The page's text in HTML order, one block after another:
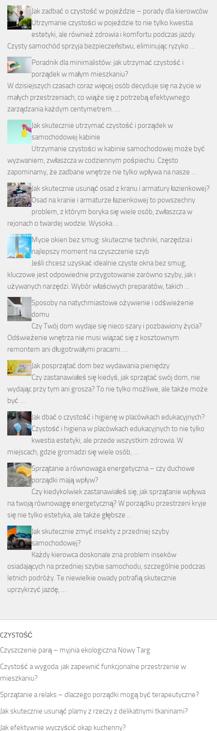
Jak zadbać o czystość w pojeździe – porady dla kierowców
Utrzymanie czystości w pojeździe to nie tylko kwestia
estetyki, ale również zdrowia i komfortu podczas jazdy.
Czysty samochód sprzyja bezpieczeństwu, eliminując ryzyko …
Poradnik dla minimalistów: jak utrzymać czystość i
porządek w małym mieszkaniu?
W dzisiejszych czasach coraz więcej osób decyduje się na życie w
małych przestrzeniach, co wiąże się z potrzebą efektywnego
zarządzania każdym centymetrem. …
Jak skutecznie utrzymać czystość i porządek w
samochodowej kabinie
Utrzymanie czystości w kabinie samochodowej może być
wyzwaniem, zwłaszcza w codziennym pośpiechu. Często
zapominamy, że zadbane wnętrze nie tylko wpływa na nasze …
Jak skutecznie usunąć osad z kranu i armatury łazienkowej?
Osad na kranie i armaturze łazienkowej to powszechny
problem, z którym boryka się wiele osób, zwłaszcza w
rejonach o twardej wodzie. Wysoka …
Mycie okien bez smug: skuteczne techniki, narzędzia i
najlepszy moment na czyszczenie szyb
Jeśli chcesz uzyskać idealnie czyste okna bez smug,
kluczowe jest odpowiednie przygotowanie zarówno szyby, jak i
używanych narzędzi. Wybór właściwych preparatów, takich …
Sposoby na natychmiastowe ożywienie i odświeżenie
domu
Czy Twój dom wydaje się nieco szary i pozbawiony życia?
Odświeżenie wnętrza nie musi wiązać się z kosztownym
remontem ani długotrwałymi pracami. …
Jak posprzątać dom bez wydawania pieniędzy
Czy zastanawiałeś się kiedyś, jak sprzątać swój dom, nie
wydając przy tym ani grosza? To nie tylko możliwe, ale także może
być …
Jak dbać o czystość i higienę w placówkach edukacyjnych?
Czystość i higiena w placówkach edukacyjnych to nie tylko
kwestia estetyki, ale przede wszystkim zdrowia. W
miejscach, gdzie gromadzi się wiele osób, …
Sprzątanie a równowaga energetyczna – czy duchowe
porządki mają wpływ?
Czy kiedykolwiek zastanawiałeś się, jak sprzątanie wpływa
na twoją równowagę energetyczną? W porządku przestrzeni kryje
się nie tylko estetyka, ale także głębsze …
Jak skutecznie zmyć insekty z przedniej szyby
samochodowej?
Każdy kierowca doskonale zna problem inseków
osiadających na przedniej szybie samochodu, szczególnie podczas
letnich podróży. Te niewielkie owady potrafią skutecznie
uprzykrzyć jazdę, …
CZYSTOŚĆ
Czyszczenie parą – myjnia ekologiczna Nowy Targ
Czystość a wygoda: jak zapewnić funkcjonalne przestrzenie w
mieszkaniu?
Sprzątanie a relaks – dlaczego porządki mogą być terapeutyczne?
Jak skutecznie usunąć plamy z rzeczy z delikatnymi tkaninami?
Jak efektywnie wyczyścić okap kuchenny?